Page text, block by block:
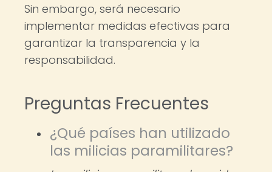
Sin embargo, será necesario
implementar medidas efectivas para
garantizar la transparencia y la
responsabilidad.
Preguntas Frecuentes
¿Qué países han utilizado
las milicias paramilitares?